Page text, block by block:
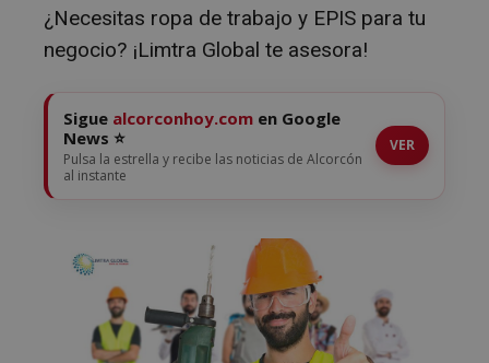
¿Necesitas ropa de trabajo y EPIS para tu
negocio? ¡Limtra Global te asesora!
Sigue alcorconhoy.com en Google
News ⭐
Pulsa la estrella y recibe las noticias de Alcorcón
al instante
VER